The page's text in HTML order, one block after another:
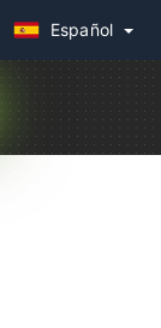
Español